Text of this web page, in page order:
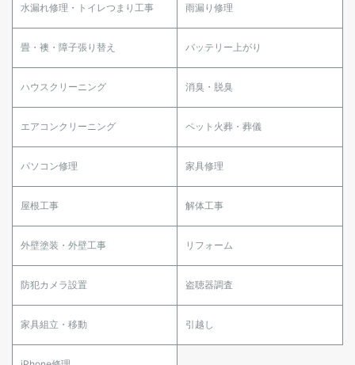
水漏れ修理・トイレつまり工事 雨漏り修理
畳・襖・障子張り替え バッテリー上がり
ハウスクリーニング 消臭・脱臭
エアコンクリーニング ペット火葬・葬儀
パソコン修理 家具修理
屋根工事 解体工事
外壁塗装・外壁工事 リフォーム
防犯カメラ設置 盗聴器調査
家具組立・移動 引越し